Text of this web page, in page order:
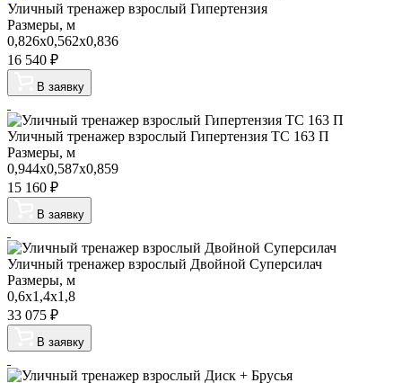
Уличный тренажер взрослый Гипертензия
Размеры, м
0,826х0,562х0,836
16 540 ₽
В заявку
Уличный тренажер взрослый Гипертензия ТС 163 П
Размеры, м
0,944х0,587х0,859
15 160 ₽
В заявку
Уличный тренажер взрослый Двойной Суперсилач
Размеры, м
0,6х1,4х1,8
33 075 ₽
В заявку